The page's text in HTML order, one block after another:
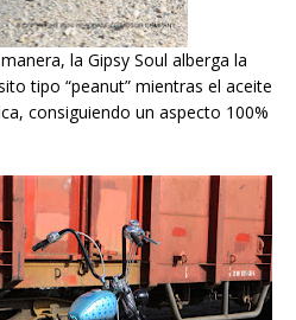
la Gipsy Soul alberga la
tipo “peanut” mientras el aceite
consiguiendo un aspecto 100%